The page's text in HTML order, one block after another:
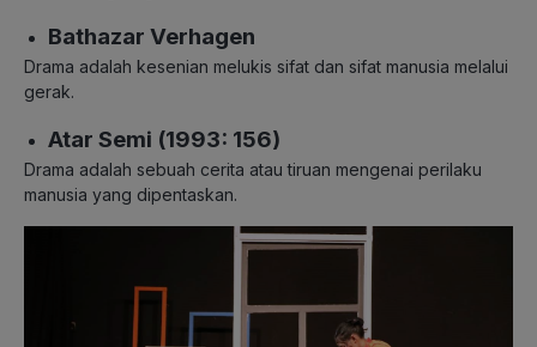
Bathazar Verhagen
Drama adalah kesenian melukis sifat dan sifat manusia melalui
gerak.
Atar Semi (1993: 156)
Drama adalah sebuah cerita atau tiruan mengenai perilaku
manusia yang dipentaskan.